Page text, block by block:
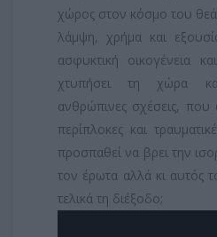
χώρος στον κόσμο του
λάμψη, χρήμα και
ασφυκτική οικογένεια
χτυπήσει τη χώρα
ανθρώπινες σχέσεις, που
περίπλοκες και
προσπαθεί να βρει την
τον έρωτα αλλά κι αυτός
τελικά τη διέξοδο;